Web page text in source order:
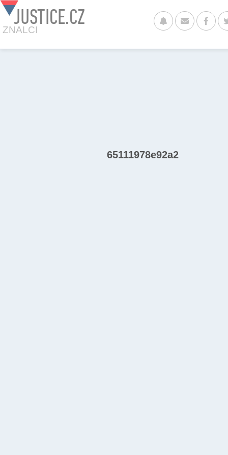
JUSTICE.CZ
ZNALCI
65111978e92a2